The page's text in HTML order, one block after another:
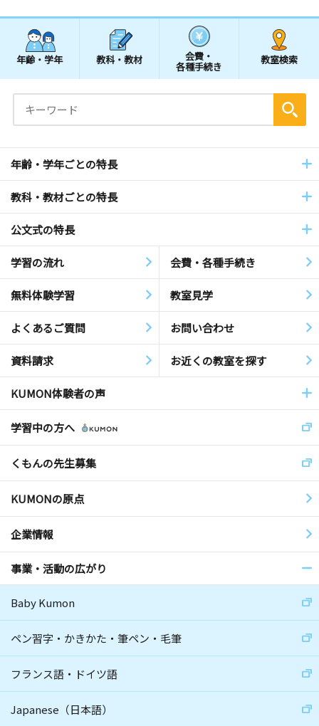
年齢・学年 教科・教材 会費・
各種手続き
教室検索
年齢・学年ごとの特長
教科・教材ごとの特長
公文式の特長
学習の流れ 会費・各種手続き
無料体験学習 教室見学
よくあるご質問 お問い合わせ
資料請求 お近くの教室を探す
KUMON体験者の声
学習中の方へ
くもんの先生募集
KUMONの原点
企業情報
事業・活動の広がり
Baby Kumon
ペン習字・かきかた・筆ペン・毛筆
フランス語・ドイツ語
Japanese（日本語）